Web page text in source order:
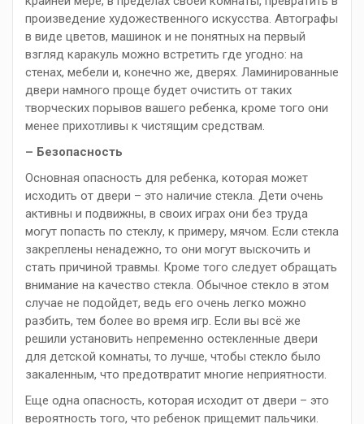
произведение художественного искусства. Автографы
в виде цветов, машинок и не понятных на первый
взгляд каракуль можно встретить где угодно: на
стенах, мебели и, конечно же, дверях. Ламинированные
двери намного проще будет очистить от таких
творческих порывов вашего ребенка, кроме того они
менее прихотливы к чистящим средствам.
– Безопасность
Основная опасность для ребенка, которая может
исходить от двери – это наличие стекла. Дети очень
активны и подвижны, в своих играх они без труда
могут попасть по стеклу, к примеру, мячом. Если стекла
закреплены ненадежно, то они могут выскочить и
стать причиной травмы. Кроме того следует обращать
внимание на качество стекла. Обычное стекло в этом
случае не подойдет, ведь его очень легко можно
разбить, тем более во время игр. Если вы всё же
решили установить непременно остекленные двери
для детской комнаты, то лучше, чтобы стекло было
закаленным, что предотвратит многие неприятности.
Еще одна опасность, которая исходит от двери – это
вероятность того, что ребенок прищемит пальчики.